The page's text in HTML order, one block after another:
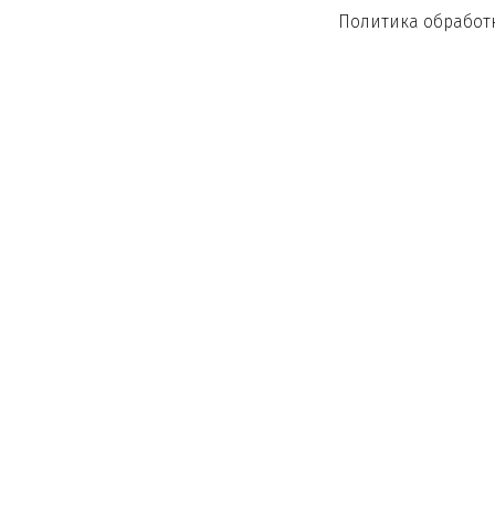
Политика